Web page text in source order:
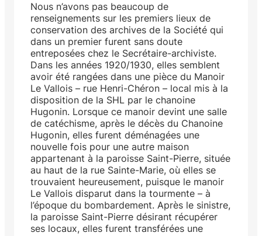
Nous n’avons pas beaucoup de
renseignements sur les premiers lieux de
conservation des archives de la Société qui
dans un premier furent sans doute
entreposées chez le Secrétaire-archiviste.
Dans les années 1920/1930, elles semblent
avoir été rangées dans une pièce du Manoir
Le Vallois – rue Henri-Chéron – local mis à la
disposition de la SHL par le chanoine
Hugonin. Lorsque ce manoir devint une salle
de catéchisme, après le décès du Chanoine
Hugonin, elles furent déménagées une
nouvelle fois pour une autre maison
appartenant à la paroisse Saint-Pierre, située
au haut de la rue Sainte-Marie, où elles se
trouvaient heureusement, puisque le manoir
Le Vallois disparut dans la tourmente – à
l’époque du bombardement. Après le sinistre,
la paroisse Saint-Pierre désirant récupérer
ses locaux, elles furent transférées une